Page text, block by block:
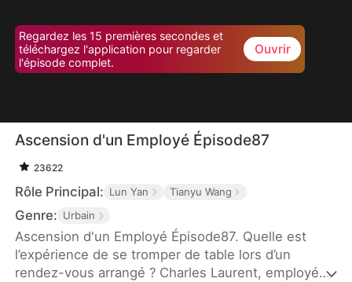
Regardez les 15 premières secondes et
téléchargez l'application pour regarder
l'épisode complet.
Ouvrir
Ascension d'un Employé Épisode87
23622
Rôle Principal: Lun Yan Tianyu Wang
Genre: Urbain
Ascension d'un Employé Épisode87. Quelle est
l’expérience de se tromper de table lors d’un
rendez-vous arrangé ? Charles Laurent, employé